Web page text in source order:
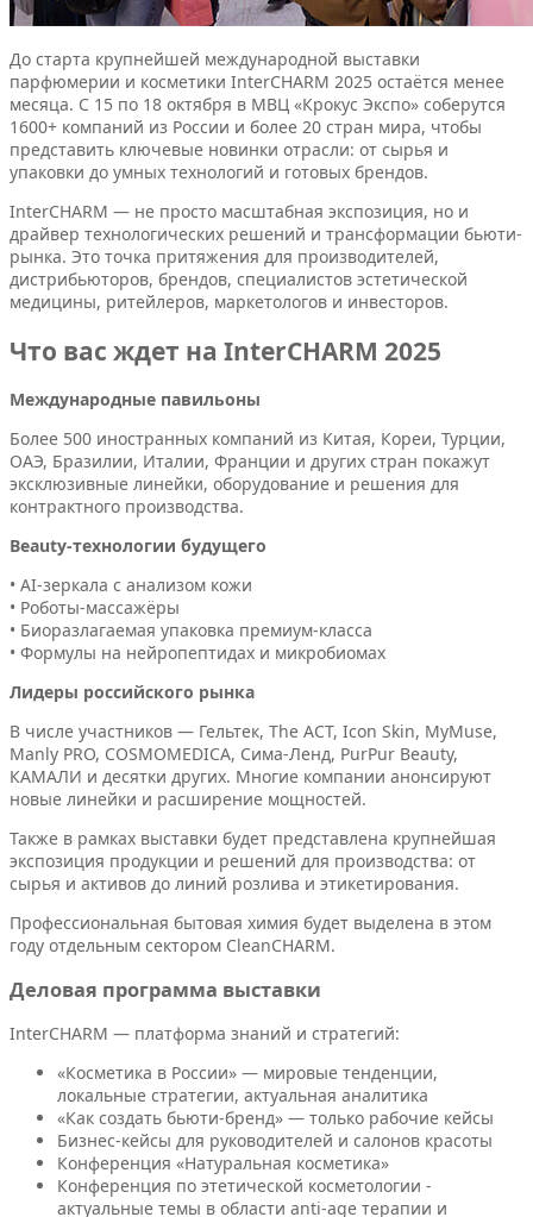
До старта крупнейшей международной выставки
парфюмерии и косметики InterCHARM 2025 остаётся менее
месяца. С 15 по 18 октября в МВЦ «Крокус Экспо» соберутся
1600+ компаний из России и более 20 стран мира, чтобы
представить ключевые новинки отрасли: от сырья и
упаковки до умных технологий и готовых брендов.
InterCHARM — не просто масштабная экспозиция, но и
драйвер технологических решений и трансформации бьюти-
рынка. Это точка притяжения для производителей,
дистрибьюторов, брендов, специалистов эстетической
медицины, ритейлеров, маркетологов и инвесторов.
Что вас ждет на InterCHARM 2025
Международные павильоны
Более 500 иностранных компаний из Китая, Кореи, Турции,
ОАЭ, Бразилии, Италии, Франции и других стран покажут
эксклюзивные линейки, оборудование и решения для
контрактного производства.
Beauty-технологии будущего
• AI-зеркала с анализом кожи
• Роботы-массажёры
• Биоразлагаемая упаковка премиум-класса
• Формулы на нейропептидах и микробиомах
Лидеры российского рынка
В числе участников — Гельтек, The ACT, Icon Skin, MyMuse,
Manly PRO, COSMOMEDICA, Сима-Ленд, PurPur Beauty,
КАМАЛИ и десятки других. Многие компании анонсируют
новые линейки и расширение мощностей.
Также в рамках выставки будет представлена крупнейшая
экспозиция продукции и решений для производства: от
сырья и активов до линий розлива и этикетирования.
Профессиональная бытовая химия будет выделена в этом
году отдельным сектором CleanCHARM.
Деловая программа выставки
InterCHARM — платформа знаний и стратегий:
«Косметика в России» — мировые тенденции,
локальные стратегии, актуальная аналитика
«Как создать бьюти-бренд» — только рабочие кейсы
Бизнес-кейсы для руководителей и салонов красоты
Конференция «Натуральная косметика»
Конференция по этетической косметологии -
актуальные темы в области anti-age терапии и